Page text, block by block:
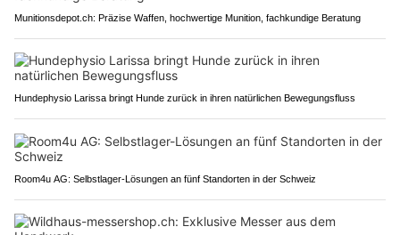
Munitionsdepot.ch: Präzise Waffen, hochwertige Munition, fachkundige Beratung
Hundephysio Larissa bringt Hunde zurück in ihren natürlichen Bewegungsfluss
Room4u AG: Selbstlager-Lösungen an fünf Standorten in der Schweiz